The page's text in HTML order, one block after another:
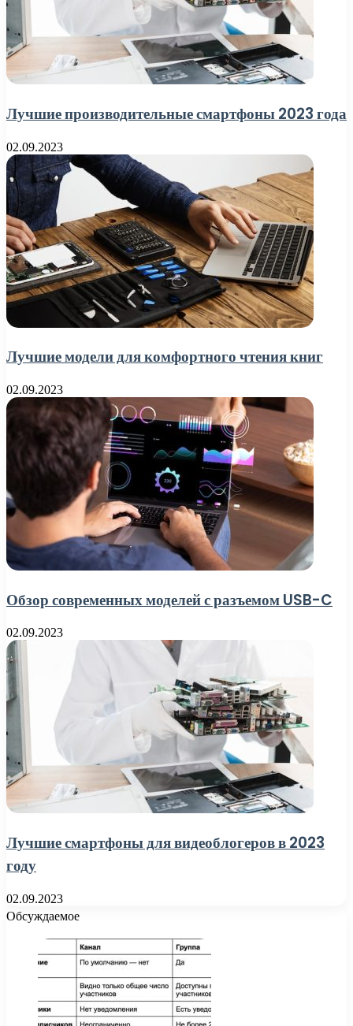
Лучшие производительные смартфоны 2023 года
02.09.2023
Лучшие модели для комфортного чтения книг
02.09.2023
Обзор современных моделей с разъемом USB-C
02.09.2023
Лучшие смартфоны для видеоблогеров в 2023
году
02.09.2023
Обсуждаемое